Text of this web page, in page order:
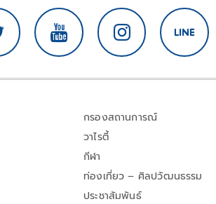
กรองสถานการณ์
วาไรตี้
กีฬา
ท่องเที่ยว – ศิลปวัฒนธรรม
ประชาสัมพันธ์